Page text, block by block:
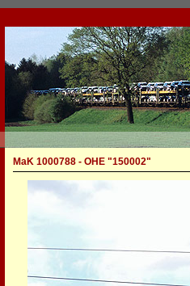
MaK 1000788 - OHE "150002"